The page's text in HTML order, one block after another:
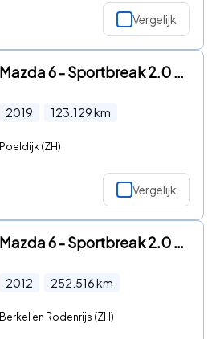
Vergelijk
Mazda 6 - Sportbreak 2.0 SkyActiv-G 165 LED/CARPLAY/HUD/ACC/CAMERA/DAB
2019 123.129km
Poeldijk (ZH)
Vergelijk
Mazda 6 - Sportbreak 2.0 TS+ Lease Pack nette stationcar met leer
2012 252.516km
Berkel en Rodenrijs (ZH)